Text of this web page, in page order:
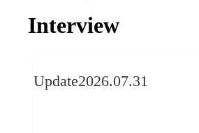
Interview
Update2026.07.31